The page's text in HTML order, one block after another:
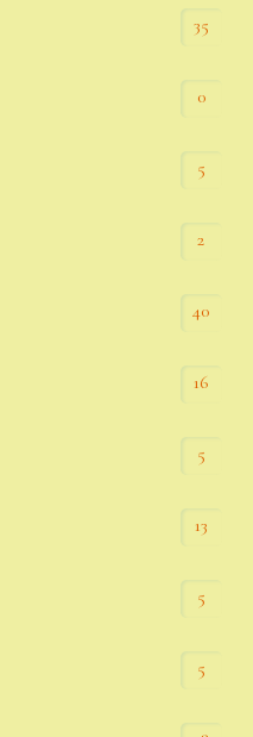
35
0
5
2
40
16
5
13
5
5